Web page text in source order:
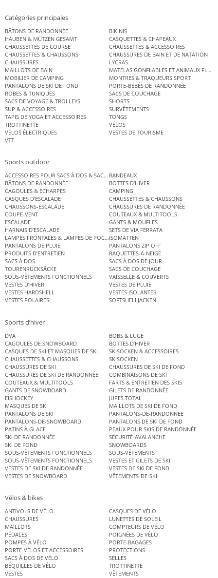
Catégories principales
BÂTONS DE RANDONNÉE
BIKINIS
HAUBEN & MÜTZEN GESAMT
CASQUETTES & CHAPEAUX
CHAUSSETTES DE COURSE
CHAUSSETTES & ACCESSOIRES
CHAUSSETTES & CHAUSSONS
CHAUSSURES DE BAIN ET DE NATATION
CHAUSSURES
LYCRAS
MAILLOTS DE BAIN
MATELAS GONFLABLES ET ANIMAUX
MOBILIER DE CAMPING
MONTRES & TRAQUEURS SPORT
PANTALONS DE SKI DE FOND
PORTE-BÉBÉS DE RANDONNÉE
ROBES & TUNIQUES
SACS DE COUCHAGE
SACS DE VOYAGE & TROLLEYS
SHORTS
SUP & ACCESSOIRES
SURVÊTEMENTS
TAPIS DE YOGA ET ACCESSOIRES
TONGS
TROTTINETTE
VÉLOS
VÉLOS ÉLECTRIQUES
VESTES DE TOURISME
VTT
Sports outdoor
ACCESSOIRES POUR SACS À DOS & SACS ÉTANCHES
BANDEAUX
BÂTONS DE RANDONNÉE
BOTTES D’HIVER
CAGOULES & ÉCHARPES
CAMPING
CASQUES D’ESCALADE
CHAUSSETTES & CHAUSSONS
CHAUSSONS-ESCALADE
CHAUSSURES DE RANDONNÉE
COUPE-VENT
COUTEAUX & MULTITOOLS
ESCALADE
GANTS & MOUFLES
HARNAIS D’ESCALADE
SETS DE VIA FERRATA
LAMPES FRONTALES & LAMPES DE POCHEISOMATTEN
PANTALONS DE PLUIE
PANTALONS ZIP OFF
PRODUITS D’ENTRETIEN
RAQUETTES-A-NEIGE
SACS À DOS
SACS À DOS DE JOUR
TOURENRUCKSÄCKE
SACS DE COUCHAGE
SOUS-VÊTEMENTS FONCTIONNELS
VAISSELLE & COUVERTS
VESTES D’HIVER
VESTES DE PLUIE
VESTES HARDSHELL
VESTES ISOLANTES
VESTES POLAIRES
SOFTSHELLJACKEN
Sports d’hiver
DVA
BOBS & LUGE
CAGOULES DE SNOWBOARD
BOTTES D’HIVER
CASQUES DE SKI ET MASQUES DE SKI
SKISOCKEN & ACCESSOIRES
CHAUSSETTES & CHAUSSONS
SKISOCKEN
CHAUSSURES DE SKI
CHAUSSURES DE SKI DE FOND
CHAUSSURES DE SKI DE RANDONNÉE
COMBINAISONS DE SKI
COUTEAUX & MULTITOOLS
FARTS & ENTRETIEN DES SKIS
GANTS DE SNOWBOARD
GILETS DE RANDONNÉE
EISHOCKEY
JUPES TOTAL
MASQUES DE SKI
MAILLOTS DE SKI DE FOND
PANTALONS DE SKI
PANTALONS-DE-RANDONNEE
PANTALONS-DE-SNOWBOARD
PANTALONS DE SKI DE FOND
PATINS À GLACE
PEAUX POUR SKIS DE RANDONNÉE
SKI DE RANDONNÉE
SÉCURITÉ-AVALANCHE
SKI DE FOND
SNOWBOARDS
SOUS-VÊTEMENTS FONCTIONNELS
SOUS-VÊTEMENTS
SOUS-VÊTEMENTS FONCTIONNELS
VESTES ET GILETS DE SKI
VESTES DE SKI DE RANDONNÉE
VESTES DE SKI DE FOND
VESTES DE SNOWBOARD
VÊTEMENTS-DE-SKI
Vélos & bikes
ANTIVOLS DE VÉLO
CASQUES DE VÉLO
CHAUSSURES
LUNETTES DE SOLEIL
MAILLOTS
COMPTEURS DE VÉLO
PÉDALES
POIGNÉES DE VÉLO
POMPES À VÉLO
PORTE-BAGAGES
PORTE-VÉLOS ET ACCESSOIRES
PROTECTIONS
SACS À DOS DE VÉLO
SELLES
BÉQUILLES DE VÉLO
TROTTINETTE
VESTES
VÊTEMENTS